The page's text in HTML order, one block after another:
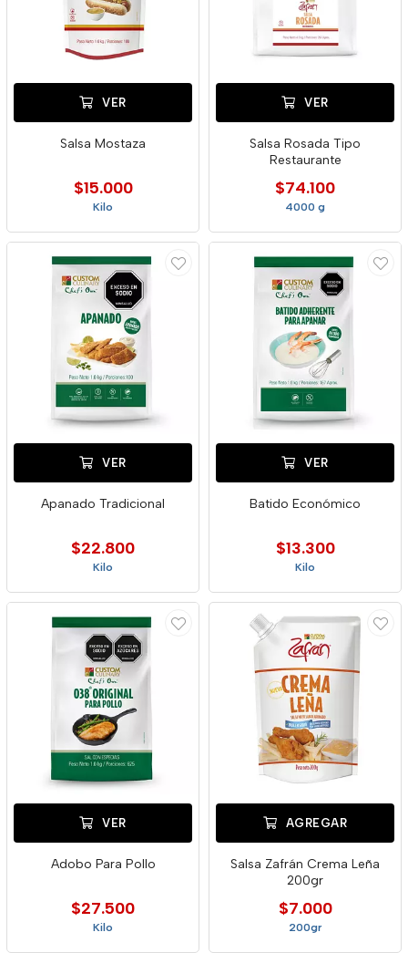
VER
Salsa Mostaza
$15.000
Kilo
VER
Salsa Rosada Tipo
Restaurante
$74.100
4000 g
VER
Apanado Tradicional
$22.800
Kilo
VER
Batido Económico
$13.300
Kilo
VER
Adobo Para Pollo
$27.500
Kilo
AGREGAR
Salsa Zafrán Crema Leña
200gr
$7.000
200gr